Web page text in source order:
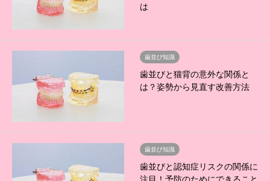
は
歯並び知識
歯並びと猫背の意外な関係と
は？姿勢から見直す改善方法
歯並び知識
歯並びと認知症リスクの関係に